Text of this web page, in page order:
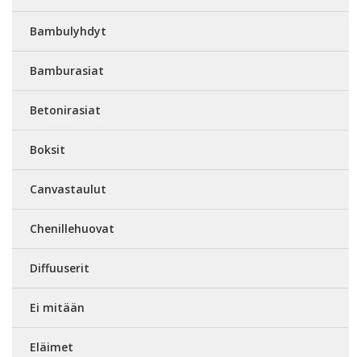
Bambulyhdyt
Bamburasiat
Betonirasiat
Boksit
Canvastaulut
Chenillehuovat
Diffuuserit
Ei mitään
Eläimet